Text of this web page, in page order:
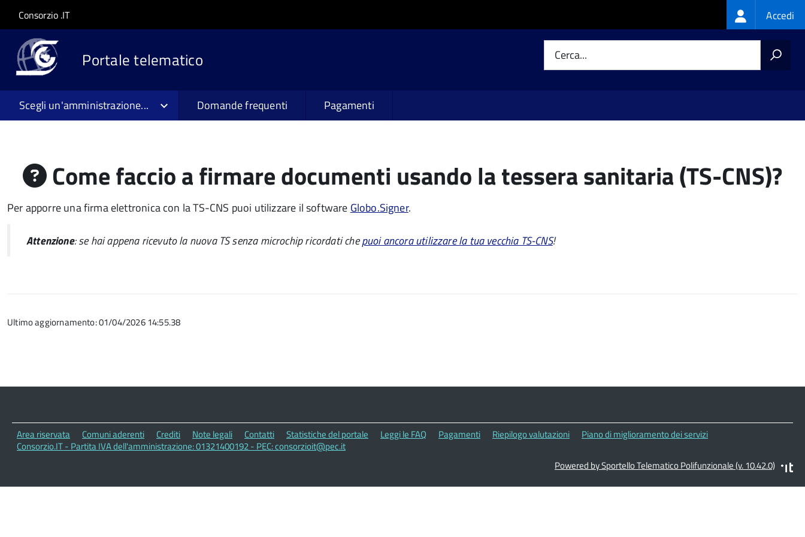
Salta al contenuto principale
Skip to site navigation
Consorzio .IT Login
menu
Accedi
Portale telematico Cerca...
Scegli un'amministrazione... Domande frequenti Pagamenti
Come faccio a firmare documenti usando la tessera sanitaria (TS-CNS)?
Per apporre una firma elettronica con la TS-CNS puoi utilizzare il software Globo.Signer.
Attenzione: se hai appena ricevuto la nuova TS senza microchip ricordati chepuoi ancora utilizzare la tua vecchia TS-CNS!
Ultimo aggiornamento: 01/04/2026 14:55.38
Area riservata Comuni aderenti Crediti Note legali Contatti Statistiche del portale Leggi le FAQ Pagamenti Riepilogo valutazioni
Piano di miglioramento dei servizi
Consorzio.IT - Partita IVA dell'amministrazione: 01321400192 - PEC: consorzioit@pec.it
Powered by Sportello Telematico Polifunzionale (v. 10.42.0)